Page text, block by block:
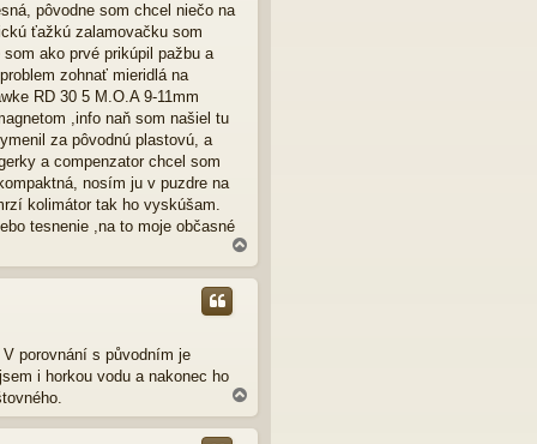
pôvodne som chcel niečo na
ťažkú zalamovačku som
ako prvé prikúpil pažbu a
zohnať mieridlá na
RD 30 5 M.O.A 9-11mm
,info naň som našiel tu
za pôvodnú plastovú, a
a compenzator chcel som
nosím ju v puzdre na
kolimátor tak ho vyskúšam.
tesnenie ,na to moje občasné
a
h
porovnání s původním je
i horkou vodu a nakonec ho
a
h